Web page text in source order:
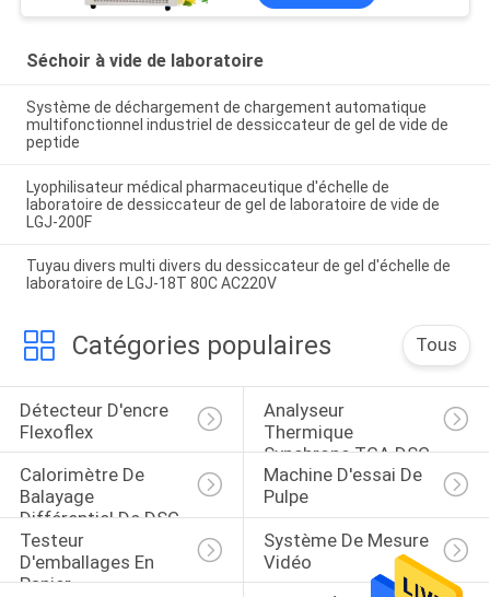
Séchoir à vide de laboratoire
Système de déchargement de chargement automatique
multifonctionnel industriel de dessiccateur de gel de vide de
peptide
Lyophilisateur médical pharmaceutique d'échelle de
laboratoire de dessiccateur de gel de laboratoire de vide de
LGJ-200F
Tuyau divers multi divers du dessiccateur de gel d'échelle de
laboratoire de LGJ-18T 80C AC220V
Catégories populaires Tous
Détecteur D'encre
Flexoflex
Analyseur
Thermique
Synchrone TGA DSC
Calorimètre De
Balayage
Différentiel De DSC
Machine D'essai De
Pulpe
Testeur
D'emballages En
Papier
Système De Mesure
Vidéo